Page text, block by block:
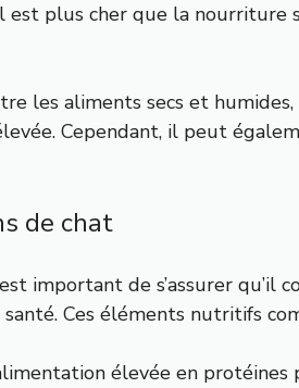
est plus cher que la
les aliments secs et
Cependant, il peut
de chat
important de s’assurer qu’il
Ces éléments nutritifs
élevée en protéines